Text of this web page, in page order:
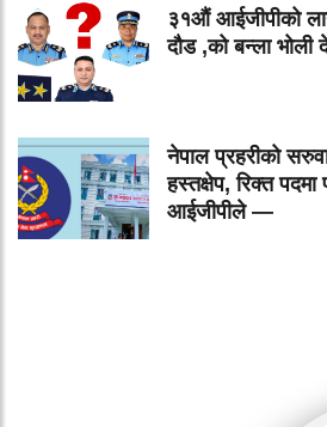
३१औं आईजीपीको
दौड ,को बन्ला
नेपाल प्रहरीको
हस्तक्षेप, रिक्त
आईजीपीले —